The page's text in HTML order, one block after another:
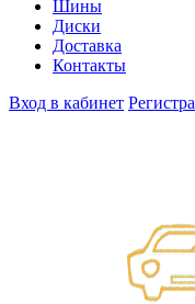
Шины
Диски
Доставка
Контакты
Вход в кабинет